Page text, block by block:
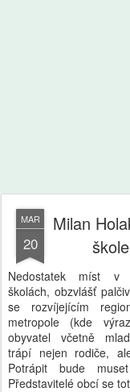
MAR
20
Milan
Nedostatek míst v
školách, obzvlášť
se rozvíjejícím
metropole (kde
obyvatel včetně
trápí nejen rodiče,
Potrápit bude
Představitelé obcí se